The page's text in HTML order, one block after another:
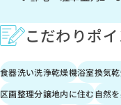
こだわりポイ
食器洗い洗浄乾燥機浴室換気
区画整理分譲地内に住む自然